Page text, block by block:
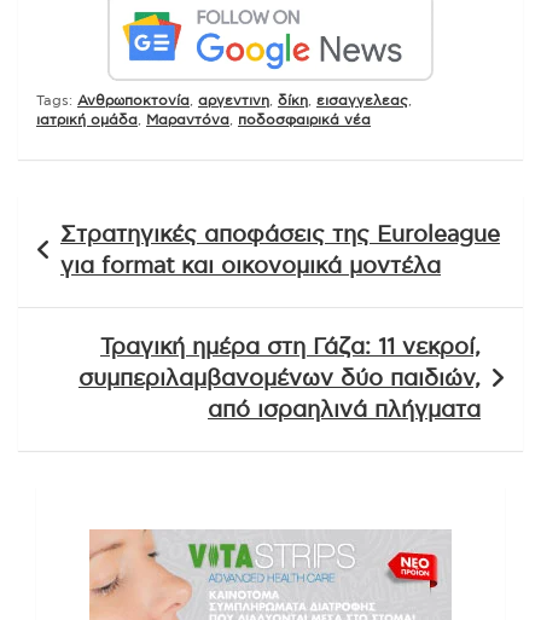
Tags: Ανθρωποκτονία αργεντινη δίκη εισαγγελεας
ιατρική ομάδα
Μαραντόνα ποδοσφαιρικά νέα
άρθρων
Στρατηγικές αποφάσεις της Euroleague
για format και οικονομικά μοντέλα
Τραγική ημέρα στη Γάζα: 11 νεκροί,
συμπεριλαμβανομένων δύο παιδιών,
από ισραηλινά πλήγματα